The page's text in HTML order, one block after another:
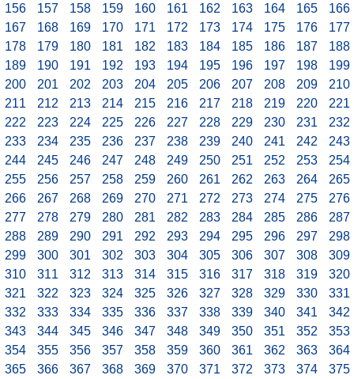
156
157 158 159 160 161 162 163 164 165
166
167
168 169 170 171 172 173 174 175 176
177
178
179 180 181 182 183 184 185 186 187
188
189
190 191 192 193 194 195 196 197 198
199
200
201 202 203 204 205 206 207 208 209
210
211
212 213 214 215 216 217 218 219 220
221
222
223 224 225 226 227 228 229 230 231
232
233
234 235 236 237 238 239 240 241 242
243
244
245 246 247 248 249 250 251 252 253
254
255
256 257 258 259 260 261 262 263 264
265
266
267 268 269 270 271 272 273 274 275
276
277
278 279 280 281 282 283 284 285 286
287
288
289 290 291 292 293 294 295 296 297
298
299
300 301 302 303 304 305 306 307 308
309
310
311 312 313 314 315 316 317 318 319
320
321
322 323 324 325 326 327 328 329 330
331
332
333 334 335 336 337 338 339 340 341
342
343
344 345 346 347 348 349 350 351 352
353
354
355 356 357 358 359 360 361 362 363
364
365
366 367 368 369 370 371 372 373 374
375